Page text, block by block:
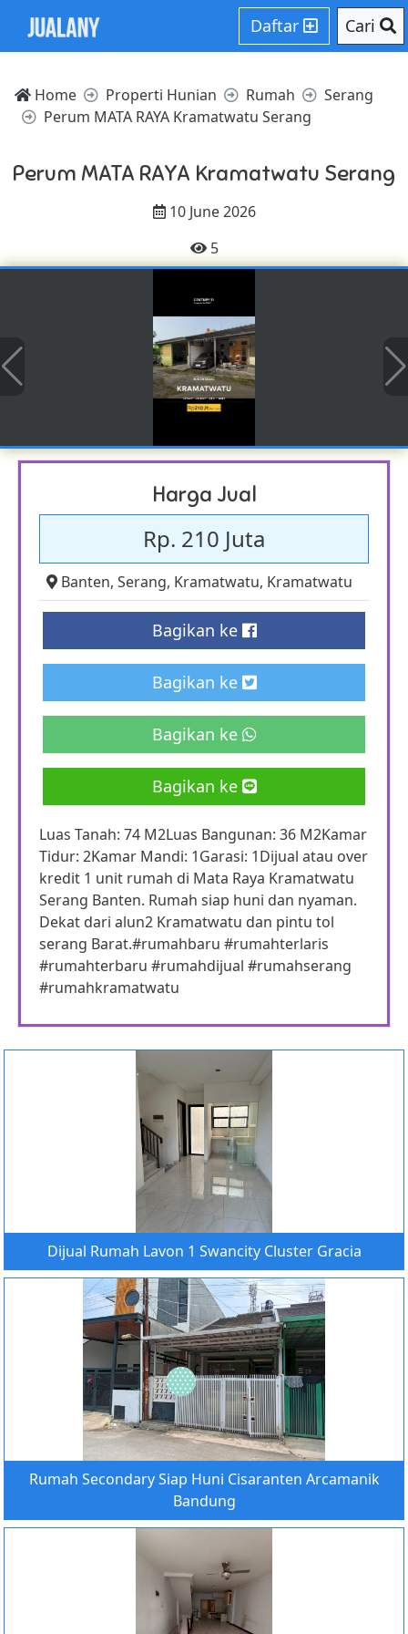
Daftar Cari
Home Properti Hunian Rumah
Serang
Perum MATA RAYA Kramatwatu Serang
Perum MATA RAYA Kramatwatu Serang
10 June 2026
5
Harga Jual
Rp. 210 Juta
Banten, Serang, Kramatwatu, Kramatwatu
Bagikan ke
Bagikan ke
Bagikan ke
Bagikan ke
Luas Tanah: 74 M2Luas Bangunan: 36 M2Kamar
Tidur: 2Kamar Mandi: 1Garasi: 1Dijual atau over
kredit 1 unit rumah di Mata Raya Kramatwatu
Serang Banten. Rumah siap huni dan nyaman.
Dekat dari alun2 Kramatwatu dan pintu tol
serang Barat.#rumahbaru #rumahterlaris
#rumahterbaru #rumahdijual #rumahserang
#rumahkramatwatu
Dijual Rumah Lavon 1 Swancity Cluster Gracia
Rumah Secondary Siap Huni Cisaranten Arcamanik
Bandung